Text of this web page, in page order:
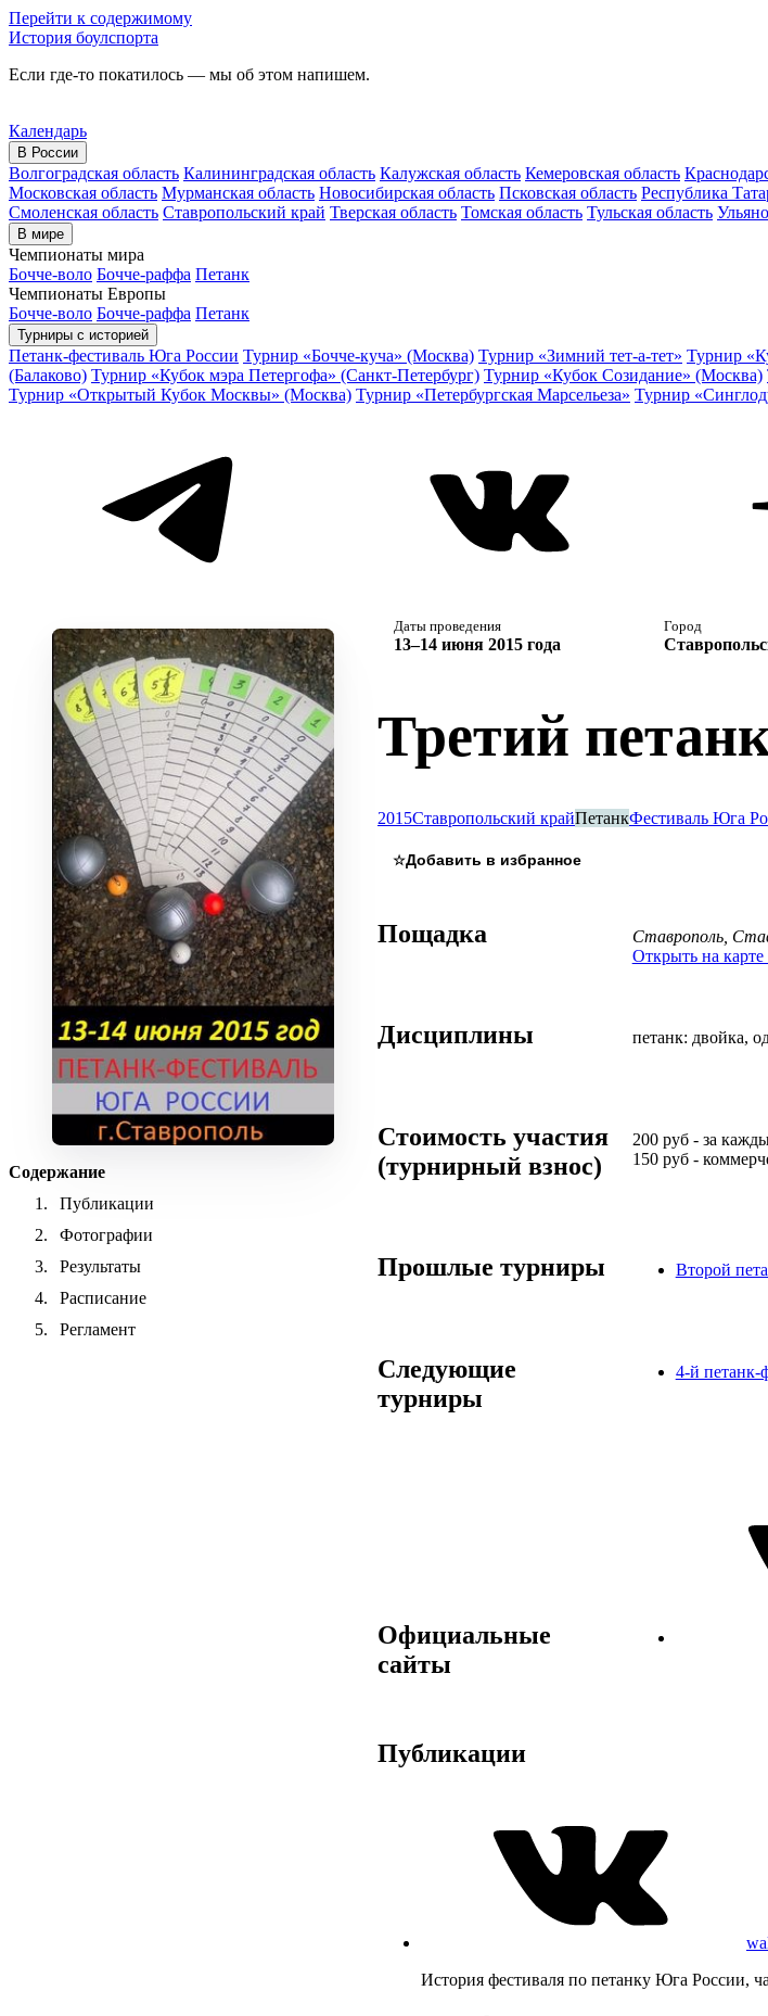
Перейти к содержимому
История боулспорта
Если где-то покатилось — мы об этом напишем.
Календарь
В России
Волгоградская область Калининградская область Калужская область Кемеровская область
Московская область Мурманская область Новосибирская область Псковская область Республика
Смоленская область Ставропольский край Тверская область Томская область Тульская область
В мире
Чемпионаты мира
Бочче-воло Бочче-раффа Петанк
Чемпионаты Европы
Бочче-воло Бочче-раффа Петанк
Турниры с историей
Петанк-фестиваль Юга России Турнир «Бочче-куча» (Москва) Турнир «Зимний тет-а-тет» Турнир
(Балаково) Турнир «Кубок мэра Петергофа» (Санкт-Петербург) Турнир «Кубок Созидание» (Москва)
Турнир «Открытый Кубок Москвы» (Москва) Турнир «Петербургская Марсельеза» Турнир
Содержание
Публикации
Фотографии
Результаты
Расписание
Регламент
Даты проведения
13–14 июня 2015 года
Город
Третий
2015Ставропольский крайПетанкФестиваль Юга
☆
Пощадка
Ставрополь,
Открыть на карте
Дисциплины петанк: двойка,
Стоимость участия
(турнирный взнос)
200 руб- за
150 руб-
Прошлые турниры Второй
Следующие
турниры
4-й петанк-
Официальные
сайты
Публикации
История фестиваля по петанку Юга России,